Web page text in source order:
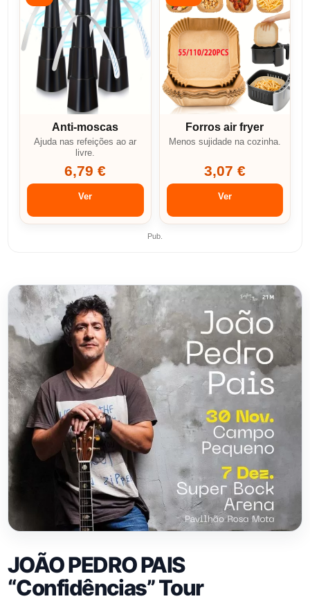
Anti-moscas
Ajuda nas refeições ao ar
livre.
6,79 €
Ver
Forros air fryer
Menos sujidade na cozinha.
3,07 €
Ver
Pub.
JOÃO PEDRO PAIS
“Confidências” Tour